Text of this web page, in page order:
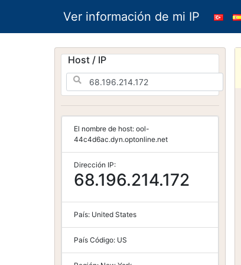
Ver información de mi IP
Host / IP
El nombre de host: ool-
44c4d6ac.dyn.optonline.net
Dirección IP:
68.196.214.172
País: United States
País Código: US